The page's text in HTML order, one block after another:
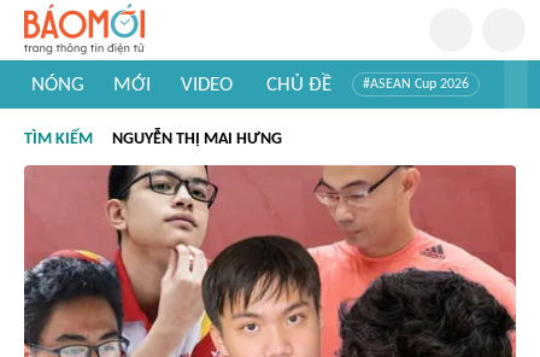
NÓNG MỚI VIDEO CHỦ ĐỀ #ASEAN Cup 2026
#Khám phá thế giới
TÌM KIẾM NGUYỄN THỊ MAI HƯNG